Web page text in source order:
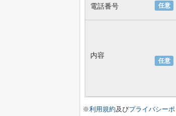
任意
電話番号
任意
内容
※利用規約及びプライバシー